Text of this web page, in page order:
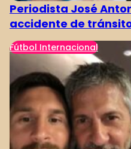
Periodista José
accidente de
Fútbol Internacional